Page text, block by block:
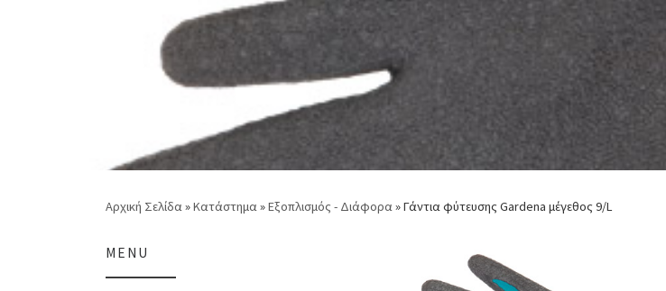
Αρχική Σελίδα »Κατάστημα »Εξοπλισμός - Διάφορα »Γάντια φύτευσης Gardena μέγεθος 9/L
MENU